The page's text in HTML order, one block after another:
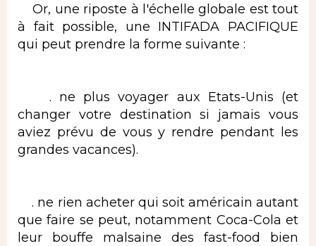
Or, une riposte à l'échelle globale est tout
à fait possible, une INTIFADA PACIFIQUE
qui peut prendre la forme suivante :
. ne plus voyager aux Etats-Unis (et
changer votre destination si jamais vous
aviez prévu de vous y rendre pendant les
grandes vacances).
. ne rien acheter qui soit américain autant
que faire se peut, notamment Coca-Cola et
leur bouffe malsaine des fast-food bien